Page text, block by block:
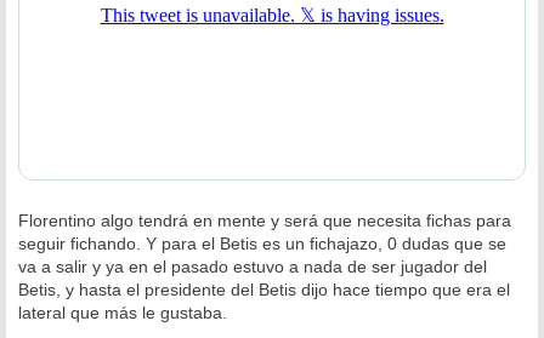
Florentino algo tendrá en mente y será que necesita fichas para
seguir fichando. Y para el Betis es un fichajazo, 0 dudas que se
va a salir y ya en el pasado estuvo a nada de ser jugador del
Betis, y hasta el presidente del Betis dijo hace tiempo que era el
lateral que más le gustaba.